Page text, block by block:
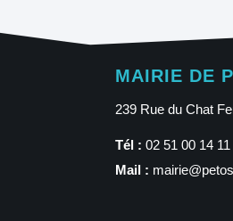
MAIRIE DE
239 Rue du Chat
Tél : 02 51 00 14 11
Mail :